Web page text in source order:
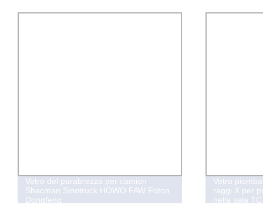
Vetro del parabrezza per camion
Shacman Sinotruck HOWO FAW Foton
Dongfeng
Vetro
raggi X per
nella sala TC